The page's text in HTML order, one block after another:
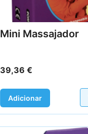
Mini Massajador
39,36 €
Adicionar